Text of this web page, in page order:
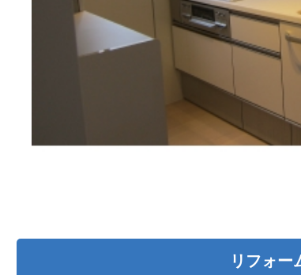
リフォー